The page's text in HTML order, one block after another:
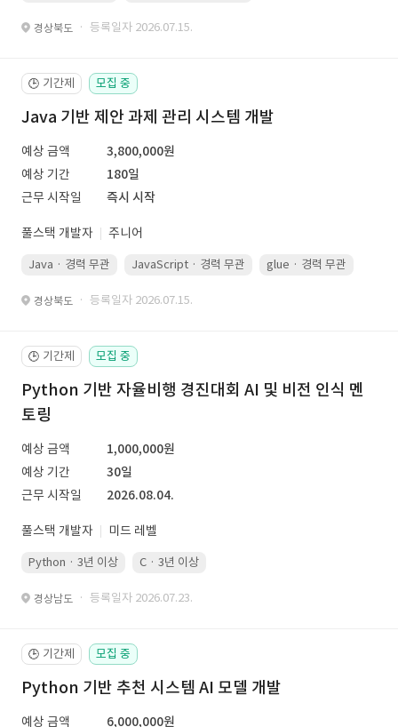
경상북도 · 등록일자 2026.07.15.
🕒 기간제 모집 중
Java 기반 제안 과제 관리 시스템 개발
예상 금액
3,800,000원
예상 기간
180일
근무 시작일
즉시 시작
풀스택 개발자 주니어
Java · 경력 무관 JavaScript · 경력 무관 glue · 경력 무관
경상북도 · 등록일자 2026.07.15.
🕒 기간제 모집 중
Python 기반 자율비행 경진대회 AI 및 비전 인식 멘
토링
예상 금액
1,000,000원
예상 기간
30일
근무 시작일
2026.08.04.
풀스택 개발자 미드 레벨
Python · 3년 이상 C · 3년 이상
경상남도 · 등록일자 2026.07.23.
🕒 기간제 모집 중
Python 기반 추천 시스템 AI 모델 개발
예상 금액
6,000,000원